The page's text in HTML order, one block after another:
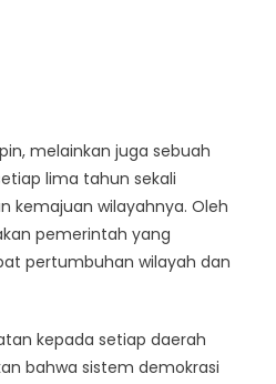
melainkan juga sebuah
lima tahun sekali
wilayahnya. Oleh
pemerintah yang
pertumbuhan wilayah dan
kepada setiap daerah
bahwa sistem demokrasi